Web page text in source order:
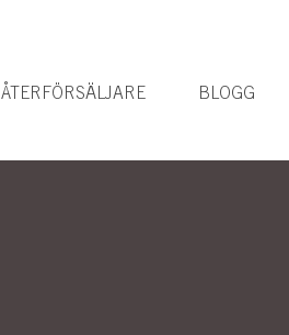
ÅTERFÖRSÄLJARE BLOGG